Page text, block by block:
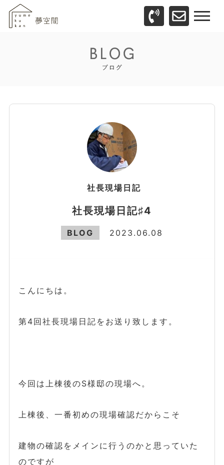
社長現場日記
社長現場日記♯4
BLOG 2023.06.08
こんにちは。
第4回社長現場日記をお送り致します。
今回は上棟後のS様邸の現場へ。
上棟後、一番初めの現場確認だからこそ
建物の確認をメインに行うのかと思っていた
のですが